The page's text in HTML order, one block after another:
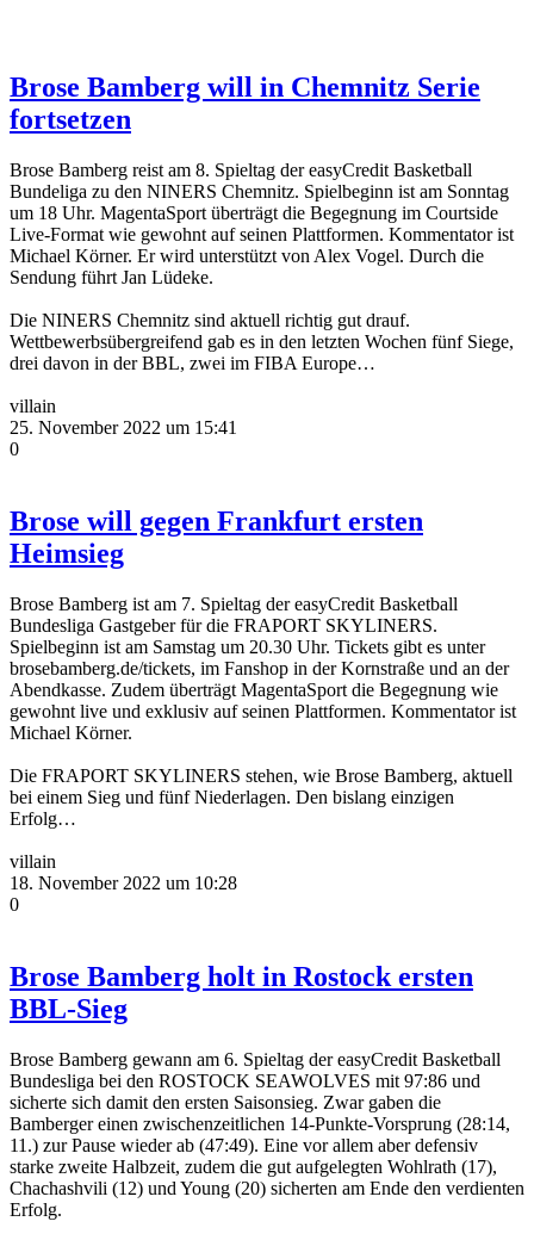
Brose Bamberg will in Chemnitz Serie
fortsetzen
Brose Bamberg reist am 8. Spieltag der easyCredit Basketball
Bundeliga zu den NINERS Chemnitz. Spielbeginn ist am Sonntag
um 18 Uhr. MagentaSport überträgt die Begegnung im Courtside
Live-Format wie gewohnt auf seinen Plattformen. Kommentator ist
Michael Körner. Er wird unterstützt von Alex Vogel. Durch die
Sendung führt Jan Lüdeke.
Die NINERS Chemnitz sind aktuell richtig gut drauf.
Wettbewerbsübergreifend gab es in den letzten Wochen fünf Siege,
drei davon in der BBL, zwei im FIBA Europe…
villain
25. November 2022 um 15:41
0
Brose will gegen Frankfurt ersten
Heimsieg
Brose Bamberg ist am 7. Spieltag der easyCredit Basketball
Bundesliga Gastgeber für die FRAPORT SKYLINERS.
Spielbeginn ist am Samstag um 20.30 Uhr. Tickets gibt es unter
brosebamberg.de/tickets, im Fanshop in der Kornstraße und an der
Abendkasse. Zudem überträgt MagentaSport die Begegnung wie
gewohnt live und exklusiv auf seinen Plattformen. Kommentator ist
Michael Körner.
Die FRAPORT SKYLINERS stehen, wie Brose Bamberg, aktuell
bei einem Sieg und fünf Niederlagen. Den bislang einzigen
Erfolg…
villain
18. November 2022 um 10:28
0
Brose Bamberg holt in Rostock ersten
BBL-Sieg
Brose Bamberg gewann am 6. Spieltag der easyCredit Basketball
Bundesliga bei den ROSTOCK SEAWOLVES mit 97:86 und
sicherte sich damit den ersten Saisonsieg. Zwar gaben die
Bamberger einen zwischenzeitlichen 14-Punkte-Vorsprung (28:14,
11.) zur Pause wieder ab (47:49). Eine vor allem aber defensiv
starke zweite Halbzeit, zudem die gut aufgelegten Wohlrath (17),
Chachashvili (12) und Young (20) sicherten am Ende den verdienten
Erfolg.